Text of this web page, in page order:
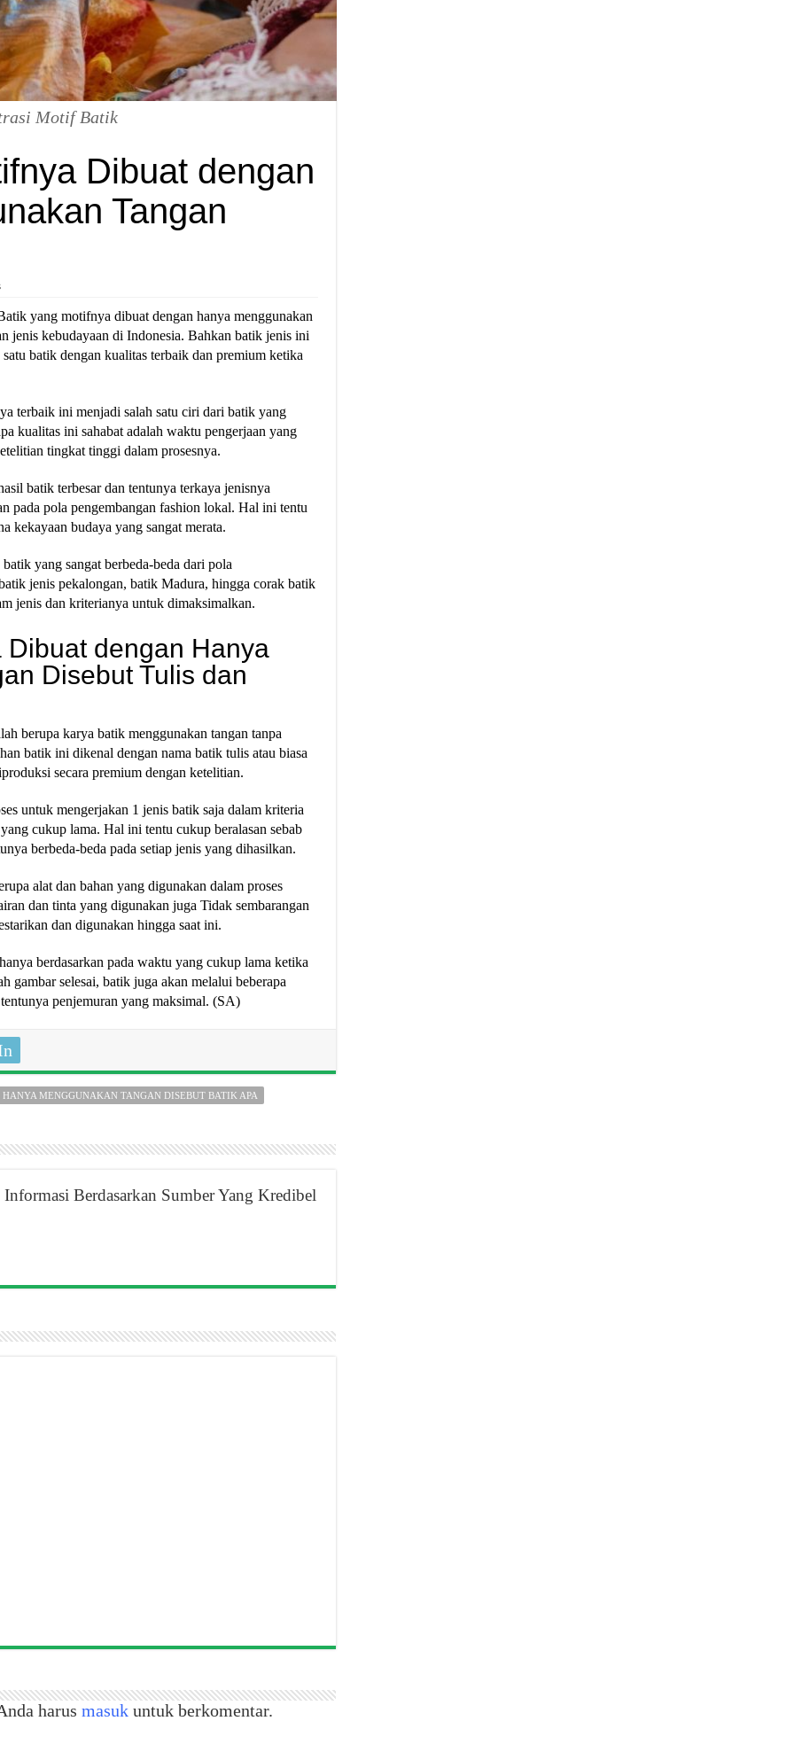
Motif Batik
Dibuat dengan
Tangan
yang motifnya dibuat dengan hanya menggunakan
jenis kebudayaan di Indonesia. Bahkan batik jenis ini
batik dengan kualitas terbaik dan premium ketika
terbaik ini menjadi salah satu ciri dari batik yang
kualitas ini sahabat adalah waktu pengerjaan yang
tingkat tinggi dalam prosesnya.
batik terbesar dan tentunya terkaya jenisnya
pada pola pengembangan fashion lokal. Hal ini tentu
kekayaan budaya yang sangat merata.
yang sangat berbeda-beda dari pola
jenis pekalongan, batik Madura, hingga corak batik
jenis dan kriterianya untuk dimaksimalkan.
dengan Hanya
Disebut Tulis dan
berupa karya batik menggunakan tangan tanpa
batik ini dikenal dengan nama batik tulis atau biasa
secara premium dengan ketelitian.
untuk mengerjakan 1 jenis batik saja dalam kriteria
cukup lama. Hal ini tentu cukup beralasan sebab
berbeda-beda pada setiap jenis yang dihasilkan.
alat dan bahan yang digunakan dalam proses
dan tinta yang digunakan juga Tidak sembarangan
dan digunakan hingga saat ini.
berdasarkan pada waktu yang cukup lama ketika
gambar selesai, batik juga akan melalui beberapa
penjemuran yang maksimal. (SA)
MENGGUNAKAN TANGAN DISEBUT BATIK APA
Berdasarkan Sumber Yang Kredibel
harus masuk untuk berkomentar.